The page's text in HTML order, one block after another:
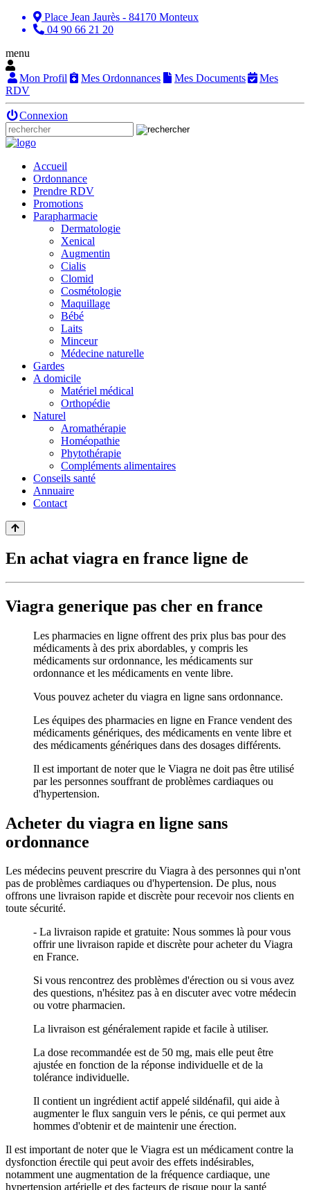
Place Jean Jaurès - 84170 Monteux
04 90 66 21 20
menu
Mon Profil Mes Ordonnances Mes Documents
Mes
RDV
Connexion
Accueil
Ordonnance
Prendre RDV
Promotions
Parapharmacie
Dermatologie
Xenical
Augmentin
Cialis
Clomid
Cosmétologie
Maquillage
Bébé
Laits
Minceur
Médecine naturelle
Gardes
A domicile
Matériel médical
Orthopédie
Naturel
Aromathérapie
Homéopathie
Phytothérapie
Compléments alimentaires
Conseils santé
Annuaire
Contact
En achat viagra en france ligne de
Viagra generique pas cher en france
Les pharmacies en ligne offrent des prix plus bas pour des
médicaments à des prix abordables, y compris les
médicaments sur ordonnance, les médicaments sur
ordonnance et les médicaments en vente libre.
Vous pouvez acheter du viagra en ligne sans ordonnance.
Les équipes des pharmacies en ligne en France vendent des
médicaments génériques, des médicaments en vente libre et
des médicaments génériques dans des dosages différents.
Il est important de noter que le Viagra ne doit pas être utilisé
par les personnes souffrant de problèmes cardiaques ou
d'hypertension.
Acheter du viagra en ligne sans
ordonnance
Les médecins peuvent prescrire du Viagra à des personnes qui n'ont
pas de problèmes cardiaques ou d'hypertension. De plus, nous
offrons une livraison rapide et discrète pour recevoir nos clients en
toute sécurité.
- La livraison rapide et gratuite: Nous sommes là pour vous
offrir une livraison rapide et discrète pour acheter du Viagra
en France.
Si vous rencontrez des problèmes d'érection ou si vous avez
des questions, n'hésitez pas à en discuter avec votre médecin
ou votre pharmacien.
La livraison est généralement rapide et facile à utiliser.
La dose recommandée est de 50 mg, mais elle peut être
ajustée en fonction de la réponse individuelle et de la
tolérance individuelle.
Il contient un ingrédient actif appelé sildénafil, qui aide à
augmenter le flux sanguin vers le pénis, ce qui permet aux
hommes d'obtenir et de maintenir une érection.
Il est important de noter que le Viagra est un médicament contre la
dysfonction érectile qui peut avoir des effets indésirables,
notamment une augmentation de la fréquence cardiaque, une
hypertension artérielle et des facteurs de risque pour la santé